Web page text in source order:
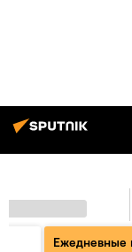
Ежедневные